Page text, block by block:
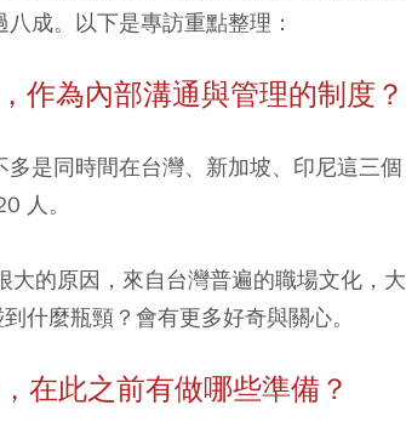
成。以下是專訪重點整理：
作為內部溝通與管理的制度？
是同時間在台灣、新加坡、印尼這三個
人。
大的原因，來自台灣普遍的職場文化，大
什麼瓶頸？會有更多好奇與關心。
在此之前有做哪些準備？